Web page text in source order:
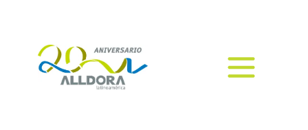
de los Servicios Administrados de
Impresión, brindan beneficios a las
empresas.